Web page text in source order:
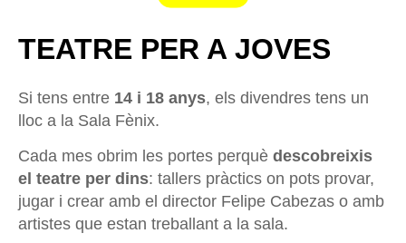
TEATRE PER A JOVES
Si tens entre 14 i 18 anys, els divendres tens un
lloc a la Sala Fènix.
Cada mes obrim les portes perquè descobreixis
el teatre per dins: tallers pràctics on pots provar,
jugar i crear amb el director Felipe Cabezas o amb
artistes que estan treballant a la sala.